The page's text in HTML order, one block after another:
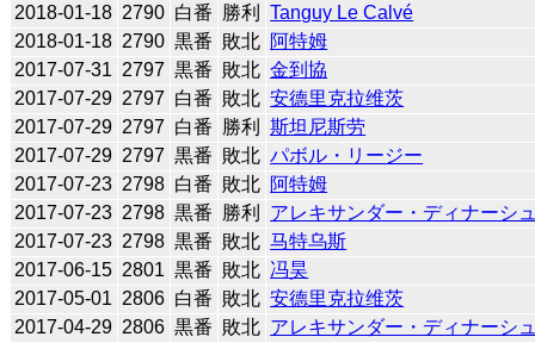
2018-01-18 2790 白番 勝利
Tanguy Le Calvé
2018-01-18 2790 黒番 敗北 阿特姆
2017-07-31 2797 黒番 敗北 金到協
2017-07-29 2797 白番 敗北 安德里克拉维茨
2017-07-29 2797 白番 勝利
斯坦尼斯劳
2017-07-29 2797 黒番 敗北 パボル・リージー
2017-07-23 2798 白番 敗北 阿特姆
2017-07-23 2798 黒番 勝利
アレキサンダー・ディナーシ
2017-07-23 2798 黒番 敗北 马特乌斯
2017-06-15 2801 黒番 敗北 冯昊
2017-05-01 2806 白番 敗北 安德里克拉维茨
2017-04-29 2806 黒番 敗北 アレキサンダー・ディナーシ